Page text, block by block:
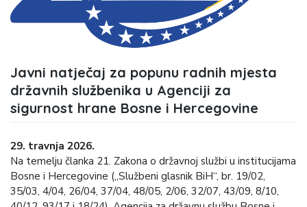
Javni natječaj za popunu radnih mjesta
državnih službenika u Agenciji za
sigurnost hrane Bosne i Hercegovine
29. travnja 2026.
Na temelju članka 21. Zakona o državnoj službi u institucijama
Bosne i Hercegovine („Službeni glasnik BiH“, br. 19/02,
35/03, 4/04, 26/04, 37/04, 48/05, 2/06, 32/07, 43/09, 8/10,